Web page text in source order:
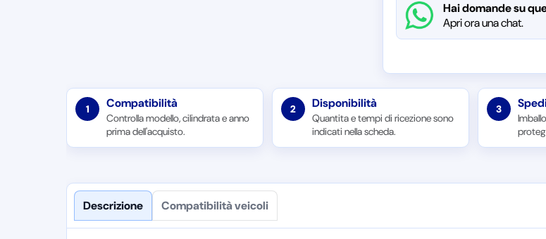
Hai domande su
Apri ora una chat.
1 Compatibilità
Controlla modello, cilindrata e anno
prima dell'acquisto.
2 Disponibilità
Quantita e tempi di ricezione sono
indicati nella scheda.
3
Descrizione Compatibilità veicoli